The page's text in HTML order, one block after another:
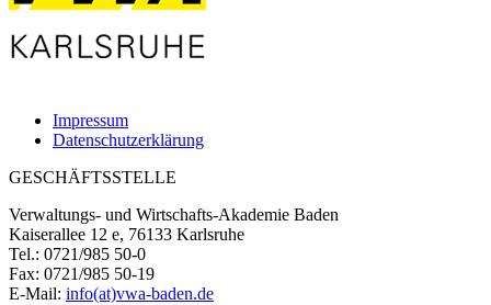
Impressum
Datenschutzerklärung
GESCHÄFTSSTELLE
Verwaltungs- und Wirtschafts-Akademie Baden
Kaiserallee 12 e, 76133 Karlsruhe
Tel.: 0721/985 50-0
Fax: 0721/985 50-19
E-Mail: info(at)vwa-baden.de